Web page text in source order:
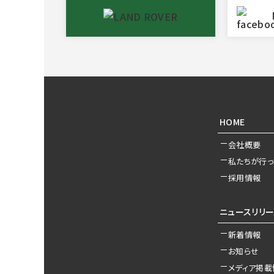
HOME
会社概要
私たちが行
採用情報
ニュースリリ
新着情報
お知らせ
メディア掲